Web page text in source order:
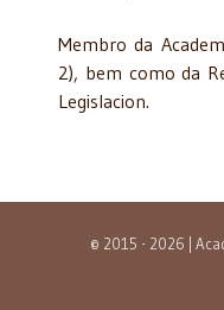
Membro da
2), bem como da
Legislacion.
© 2015 - 2026 |